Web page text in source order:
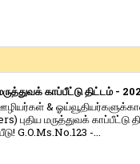
மருத்துவக் காப்பீட்டு திட்டம் -
&
புதிய மருத்துவக்
G.O.Ms.No.123 -...